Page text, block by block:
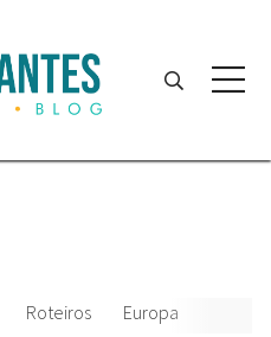
Roteiros Europa